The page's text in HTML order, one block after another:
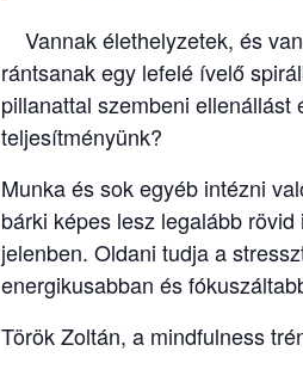
Vannak élethelyzetek, és
rántsanak egy lefelé ívelő
pillanattal szembeni
teljesítményünk?
Munka és sok egyéb intézni
bárki képes lesz legalább
jelenben. Oldani tudja a
energikusabban és
Török Zoltán, a mindfulness